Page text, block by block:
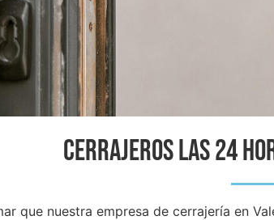
CERRAJEROS LAS 24
que nuestra empresa de cerrajería en